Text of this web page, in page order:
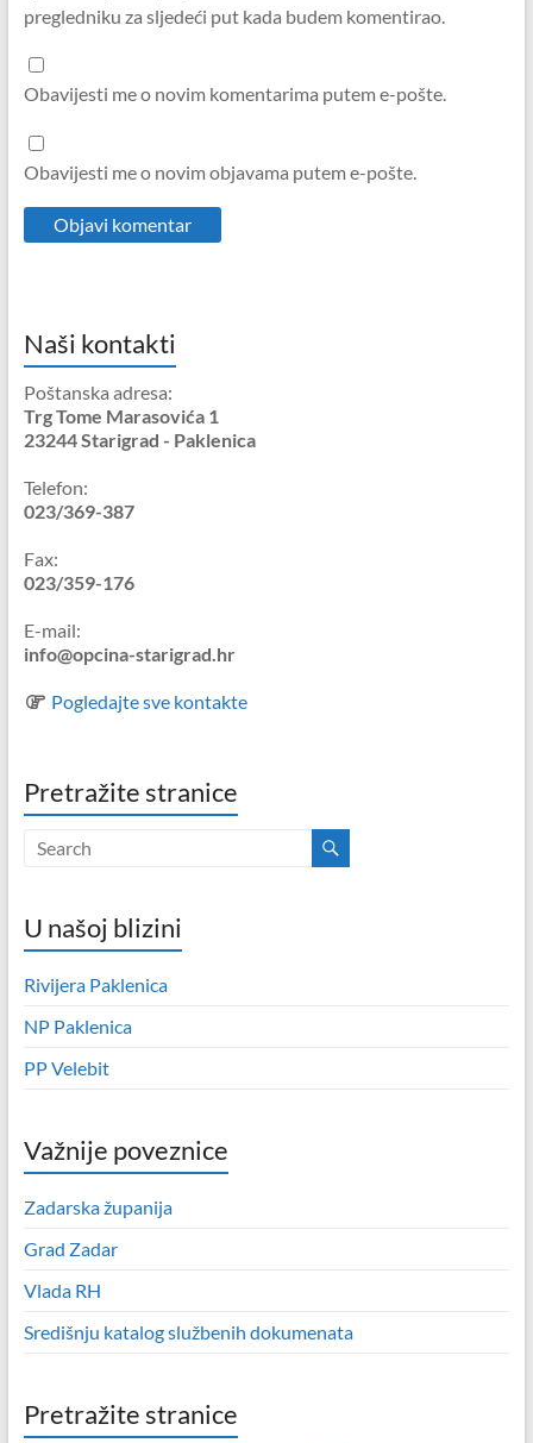
pregledniku za sljedeći put kada budem komentirao.
Obavijesti me o novim komentarima putem e-pošte.
Obavijesti me o novim objavama putem e-pošte.
Naši kontakti
Poštanska adresa:
Trg Tome Marasovića 1
23244 Starigrad - Paklenica
Telefon:
023/369-387
Fax:
023/359-176
E-mail:
info@opcina-starigrad.hr
Pogledajte sve kontakte
Pretražite stranice
U našoj blizini
Rivijera Paklenica
NP Paklenica
PP Velebit
Važnije poveznice
Zadarska županija
Grad Zadar
Vlada RH
Središnju katalog službenih dokumenata
Pretražite stranice